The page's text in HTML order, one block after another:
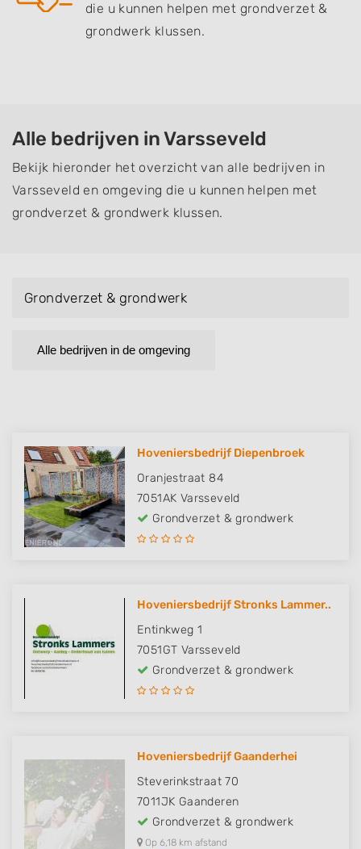
die u kunnen helpen met grondverzet &
grondwerk klussen.
Alle bedrijven in Varsseveld
Bekijk hieronder het overzicht van alle bedrijven in
Varsseveld en omgeving die u kunnen helpen met
grondverzet & grondwerk klussen.
Grondverzet & grondwerk
Alle bedrijven in de omgeving
Hoveniersbedrijf Diepenbroek
Oranjestraat 84
7051AK Varsseveld
Grondverzet & grondwerk
Hoveniersbedrijf Stronks Lammer..
Entinkweg 1
7051GT Varsseveld
Grondverzet & grondwerk
Hoveniersbedrijf Gaanderhei
Steverinkstraat 70
7011JK Gaanderen
Grondverzet & grondwerk
Op 6,18 km afstand